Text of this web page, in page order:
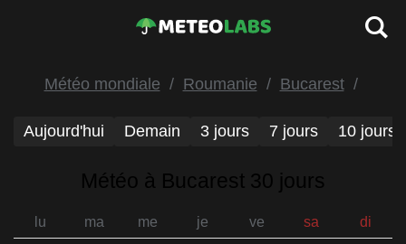
Météo mondiale Roumanie Bucarest
Aujourd'hui Demain 3 jours 7 jours 10 jours
Météo à Bucarest 30 jours
lu ma me je ve sa di